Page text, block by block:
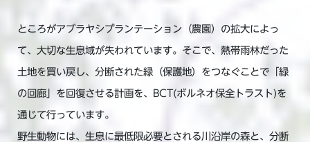
ところがアブラヤシプランテーション（農園）の拡大によっ
て、大切な生息域が失われています。そこで、熱帯雨林だった
土地を買い戻し、分断された緑（保護地）をつなぐことで「緑
の回廊」を回復させる計画を、BCT(ボルネオ保全トラスト)を
通じて行っています。
野生動物には、生息に最低限必要とされる川沿岸の森と、分断